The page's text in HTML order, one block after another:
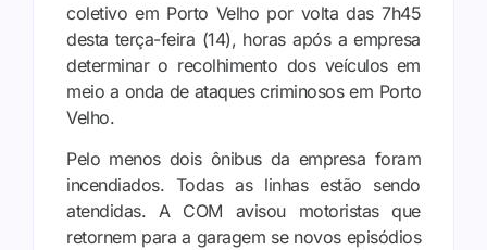
coletivo em Porto Velho por volta das 7h45
desta terça-feira (14), horas após a empresa
determinar o recolhimento dos veículos em
meio a onda de ataques criminosos em Porto
Velho.
Pelo menos dois ônibus da empresa foram
incendiados. Todas as linhas estão sendo
atendidas. A COM avisou motoristas que
retornem para a garagem se novos episódios